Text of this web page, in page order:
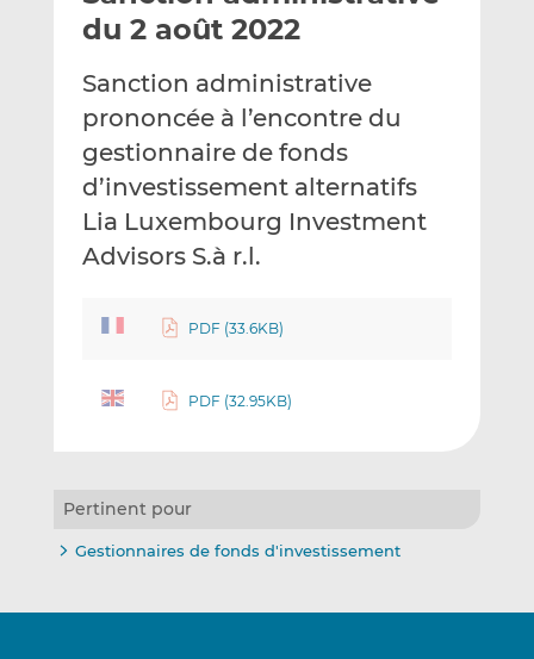
e
r
p
r
e
m
l
g
e
r
u
r
L
n
d
g
e
r
u
r
F
c
o
du 2 août 2022
Sanction administrative
prononcée à l’encontre du
gestionnaire de fonds
d’investissement alternatifs
Lia Luxembourg Investment
Advisors S.à r.l.
PDF (33.6KB)
PDF (32.95KB)
Pertinent pour
Gestionnaires de fonds d'investissement